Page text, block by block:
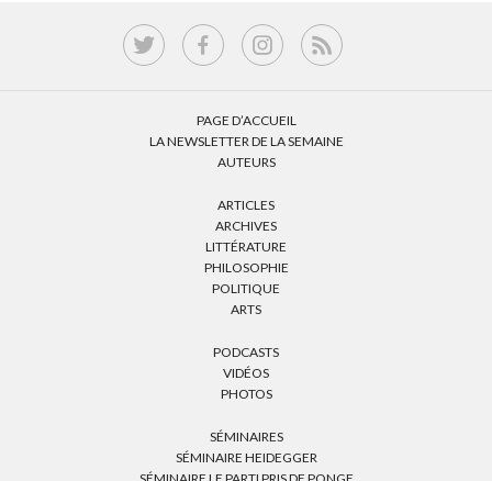
PAGE D’ACCUEIL
LA NEWSLETTER DE LA SEMAINE
AUTEURS
ARTICLES
ARCHIVES
LITTÉRATURE
PHILOSOPHIE
POLITIQUE
ARTS
PODCASTS
VIDÉOS
PHOTOS
SÉMINAIRES
SÉMINAIRE HEIDEGGER